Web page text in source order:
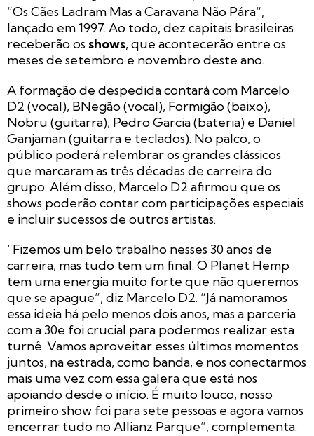
“Os Cães Ladram Mas a Caravana Não Pára“,
lançado em 1997. Ao todo, dez capitais brasileiras
receberão osshows, que acontecerão entre os
meses de setembro e novembro deste ano.
A formação de despedida contará com Marcelo
D2 (vocal), BNegão (vocal), Formigão (baixo),
Nobru (guitarra), Pedro Garcia (bateria) e Daniel
Ganjaman (guitarra e teclados). No palco, o
público poderá relembrar os grandes clássicos
que marcaram as três décadas de carreira do
grupo. Além disso, Marcelo D2 afirmou que os
shows poderão contar com participações especiais
e incluir sucessos de outros artistas.
“Fizemos um belo trabalho nesses 30 anos de
carreira, mas tudo tem um final. O Planet Hemp
tem uma energia muito forte que não queremos
que se apague”, diz Marcelo D2. “Já namoramos
essa ideia há pelo menos dois anos, mas a parceria
com a 30e foi crucial para podermos realizar esta
turnê. Vamos aproveitar esses últimos momentos
juntos, na estrada, como banda, e nos conectarmos
mais uma vez com essa galera que está nos
apoiando desde o início. É muito louco, nosso
primeiro show foi para sete pessoas e agora vamos
encerrar tudo no Allianz Parque”, complementa.